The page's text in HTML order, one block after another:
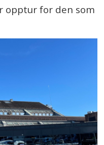
opptur for den som